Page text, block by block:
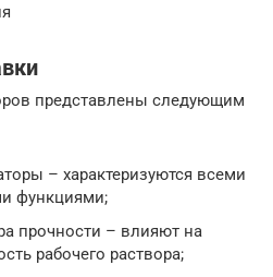
представлены следующим
– характеризуются всеми
функциями;
прочности – влияют на
рабочего раствора;